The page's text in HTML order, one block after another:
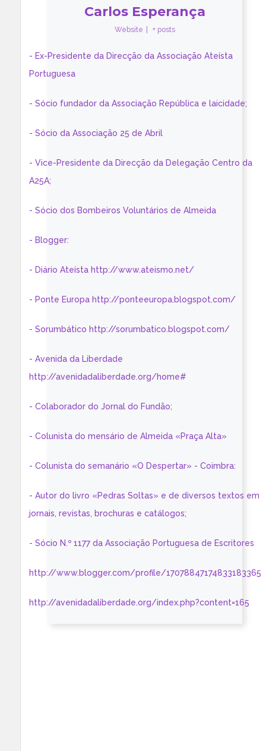
Carlos Esperança
Website + posts
- Ex-Presidente da Direcção da Associação Ateísta
Portuguesa
- Sócio fundador da Associação República e laicidade;
- Sócio da Associação 25 de Abril
- Vice-Presidente da Direcção da Delegação Centro da
A25A;
- Sócio dos Bombeiros Voluntários de Almeida
- Blogger:
- Diário Ateísta http://www.ateismo.net/
- Ponte Europa http://ponteeuropa.blogspot.com/
- Sorumbático http://sorumbatico.blogspot.com/
- Avenida da Liberdade
http://avenidadaliberdade.org/home#
- Colaborador do Jornal do Fundão;
- Colunista do mensário de Almeida «Praça Alta»
- Colunista do semanário «O Despertar» - Coimbra:
- Autor do livro «Pedras Soltas» e de diversos textos em
jornais, revistas, brochuras e catálogos;
- Sócio N.º 1177 da Associação Portuguesa de Escritores
http://www.blogger.com/profile/17078847174833183365
http://avenidadaliberdade.org/index.php?content=165